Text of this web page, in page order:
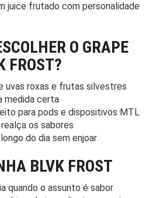
juice frutado com personalidade
O GRAPE
FROST?
uvas roxas e frutas silvestres
medida certa
para pods e dispositivos MTL
os sabores
do dia sem enjoar
BLVK FROST
quando o assunto é sabor